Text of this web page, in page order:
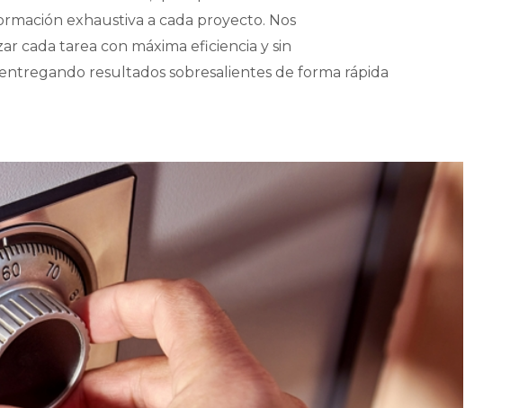
exhaustiva a cada proyecto. Nos
cada tarea con máxima eficiencia y sin
resultados sobresalientes de forma rápida